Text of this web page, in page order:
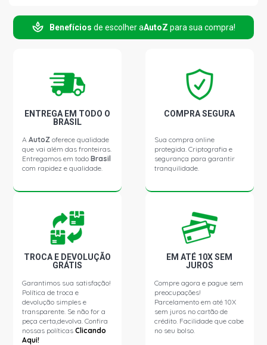
2005)
POLO STD HATCH 1.6 8V VHT EA111 CCRA L4 FLEX
(2010 - 2016)
POLO COMFORT HATCH 2.0 8V BBX GASOLINA (2002 -
2007)
POLO STD SEDAN 1.6 8V VHT EA111 CCRA L4 FLEX
(2010 - 2016)
A3 SPORT HATCH 2.0 16V TFSI GASOLINA (2007 - 2013)
TT ROADSTER S-TRONIC CONVERSIVEL 2.0 16V TFSI
GASOLINA (2007 - 2018)
Benefícios de escolher aAutoZ para sua compra!
ENTREGA EM TODO O
BRASIL
AAutoZ oferece qualidade
que vai além das fronteiras.
Entregamos em todoBrasil
com rapidez e qualidade.
COMPRA SEGURA
Sua compra online
protegida. Criptografia e
segurança para garantir
tranquilidade.
TROCA E DEVOLUÇÃO
GRÁTIS
Garantimos sua satisfação!
Política de troca e
devolução simples e
transparente. Se não for a
peça certa,devolva. Confira
nossas políticasClicando
Aqui!
EM ATÉ 10X SEM
JUROS
Compre agora e pague sem
preocupações!
Parcelamento em até 10X
sem juros no cartão de
crédito. Facilidade que cabe
no seu bolso.